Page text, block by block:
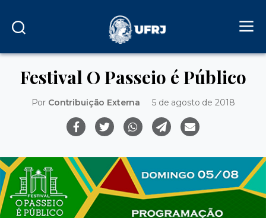
Festival O Passeio é Público
Por Contribuição Externa 5 de agosto de 2018